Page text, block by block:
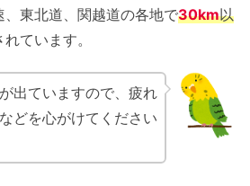
、東北道、関越道の各地で30km以
ています。
出ていますので、疲れ
どを心がけてください